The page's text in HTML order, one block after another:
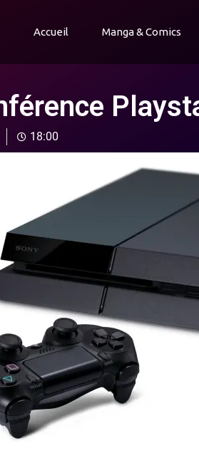
Accueil Manga & Comics
18:00